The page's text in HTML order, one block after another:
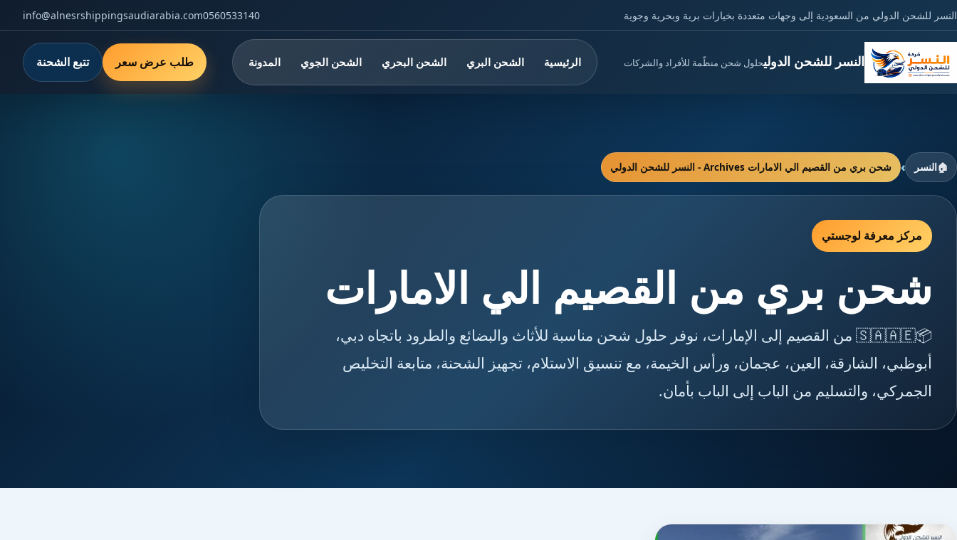
النسر للشحن الدولي من السعودية إلى وجهات متعددة بخيارات برية وبحرية وجوية 0560533140
info@alnesrshippingsaudiarabia.com
النسر للشحن الدوليحلول شحن منظّمة للأفراد والشركات الرئيسية الشحن البري الشحن البحري الشحن الجوي المدونة طلب عرض سعر تتبع الشحنة
🏠النسر › شحن بري من القصيم الي الامارات Archives - النسر للشحن الدولي
مركز معرفة لوجستي
شحن بري من القصيم الي الامارات
📦🇸🇦🇦🇪 من القصيم إلى الإمارات، نوفر حلول شحن مناسبة للأثاث والبضائع والطرود باتجاه دبي،
أبوظبي، الشارقة، العين، عجمان، ورأس الخيمة، مع تنسيق الاستلام، تجهيز الشحنة، متابعة التخليص
الجمركي، والتسليم من الباب إلى الباب بأمان.